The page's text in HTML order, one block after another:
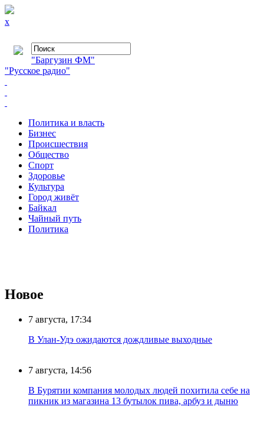
x
"Баргузин ФМ"
"Русское радио"
Политика и власть
Бизнес
Происшествия
Общество
Cпорт
Здоровье
Культура
Город живёт
Байкал
Чайный путь
Политика
Новое
7 августа, 17:34
В Улан-Удэ ожидаются дождливые выходные
7 августа, 14:56
В Бурятии компания молодых людей похитила себе на
пикник из магазина 13 бутылок пива, арбуз и дыню